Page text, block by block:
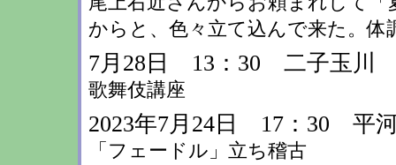
からと、色々立て込んで来た。体
7月28日 13：30 二子玉川
歌舞伎講座
2023年7月24日 17：30 平
「フェードル」立ち稽古